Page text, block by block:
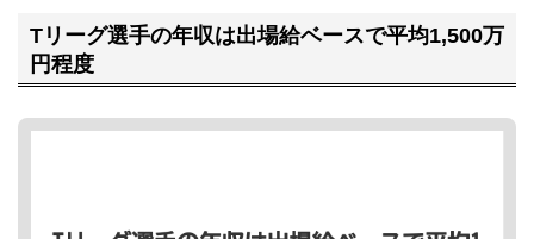
Tリーグ選手の年収は出場給ベースで平均1,500万
円程度